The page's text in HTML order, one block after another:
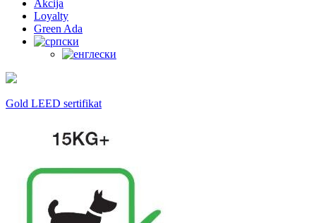
Akcija
Loyalty
Green Ada
Gold LEED sertifikat